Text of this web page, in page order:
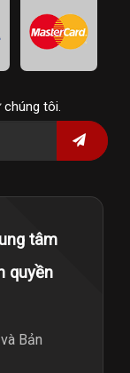
chúng tôi.
tâm
quyền
Bản